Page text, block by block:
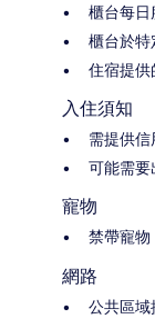
櫃台每
櫃台於特
住宿提供
入住須知
需提供
可能需要
寵物
禁帶寵物
網路
公共區域